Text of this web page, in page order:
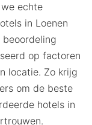
echte
in Loenen
beoordeling
op factoren
locatie. Zo krijg
om de beste
hotels in